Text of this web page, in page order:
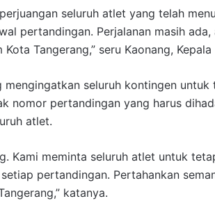
seluruh atlet yang telah
pertandingan. Perjalanan masih
Tangerang,” seru Kaonang,
mengingatkan seluruh kontingen
nomor pertandingan yang harus
atlet.
Kami meminta seluruh atlet untuk
pertandingan. Pertahankan
katanya.